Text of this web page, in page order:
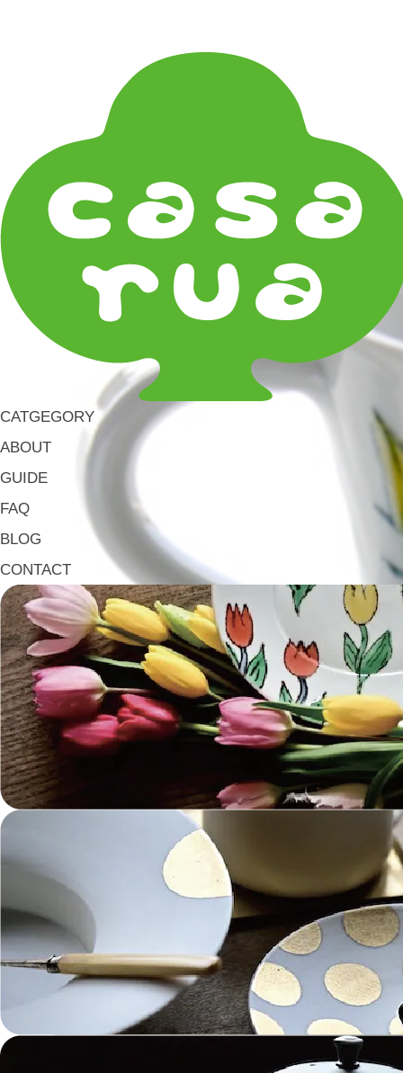
CATGEGORY
ABOUT
GUIDE
FAQ
BLOG
CONTACT